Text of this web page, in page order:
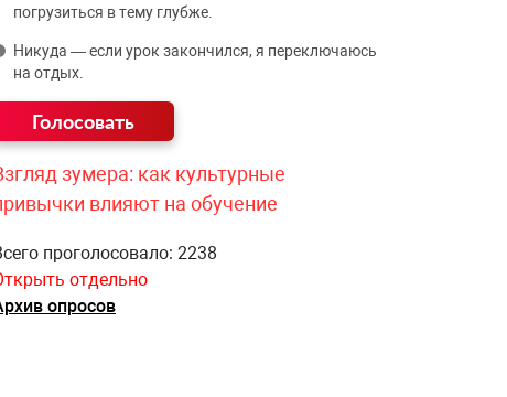
погрузиться в тему глубже.
Никуда — если урок закончился, я переключаюсь
на отдых.
зумера: как культурные
влияют на обучение
проголосовало: 2238
отдельно
опросов